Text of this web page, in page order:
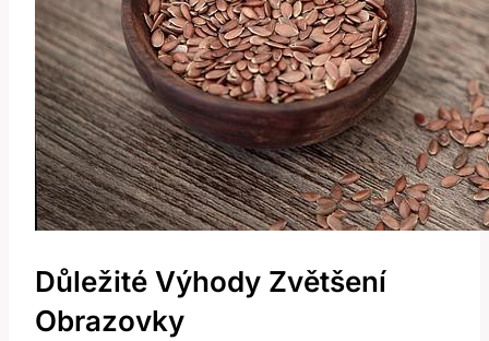
Důležité Výhody Zvětšení
Obrazovky